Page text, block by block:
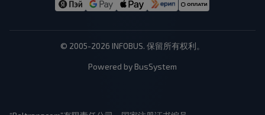
© 2005-2026 INFOBUS. 保留所有权利。
Powered by BusSystem